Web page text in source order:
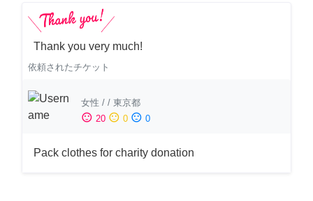
Thank you very much!
依頼されたチケット
女性 / / 東京都
sentiment_satisfied 20 sentiment_neutral 0 sentiment_dissatisfied 0
Pack clothes for charity donation